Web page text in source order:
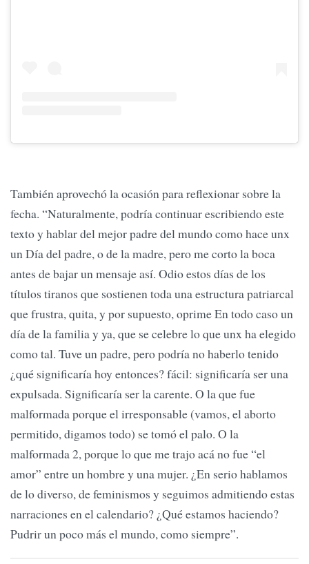
También aprovechó la ocasión para reflexionar sobre la
fecha. “Naturalmente, podría continuar escribiendo este
texto y hablar del mejor padre del mundo como hace unx
un Día del padre, o de la madre, pero me corto la boca
antes de bajar un mensaje así. Odio estos días de los
títulos tiranos que sostienen toda una estructura patriarcal
que frustra, quita, y por supuesto, oprime En todo caso un
día de la familia y ya, que se celebre lo que unx ha elegido
como tal. Tuve un padre, pero podría no haberlo tenido
¿qué significaría hoy entonces? fácil: significaría ser una
expulsada. Significaría ser la carente. O la que fue
malformada porque el irresponsable (vamos, el aborto
permitido, digamos todo) se tomó el palo. O la
malformada 2, porque lo que me trajo acá no fue “el
amor” entre un hombre y una mujer. ¿En serio hablamos
de lo diverso, de feminismos y seguimos admitiendo estas
narraciones en el calendario? ¿Qué estamos haciendo?
Pudrir un poco más el mundo, como siempre”.